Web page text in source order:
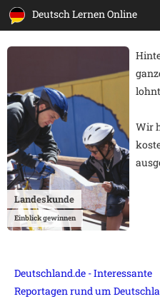
Deutsch Lernen Online
Landeskunde
Einblick gewinnen
Wir
Deutschland.de - Interessante
Reportagen rund um